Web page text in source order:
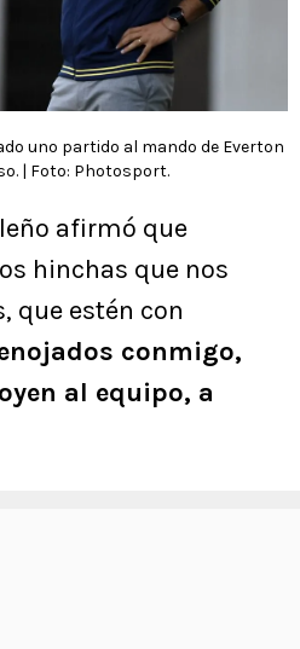
uno partido al mando de Everton
| Foto: Photosport.
afirmó que
hinchas que nos
que estén con
conmigo,
al equipo, a